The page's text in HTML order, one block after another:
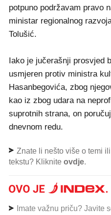
potpuno podržavam pravo
ministar regionalnog
Tolušić.
Iako je jučerašnji prosvjed
usmjeren protiv ministra
Hasanbegovića, zbog
kao iz zbog udara na
suprotnih strana, on
dnevnom redu.
Znate li nešto više o temi
tekstu? Kliknite ovdje.
Imate važnu priču? Javite